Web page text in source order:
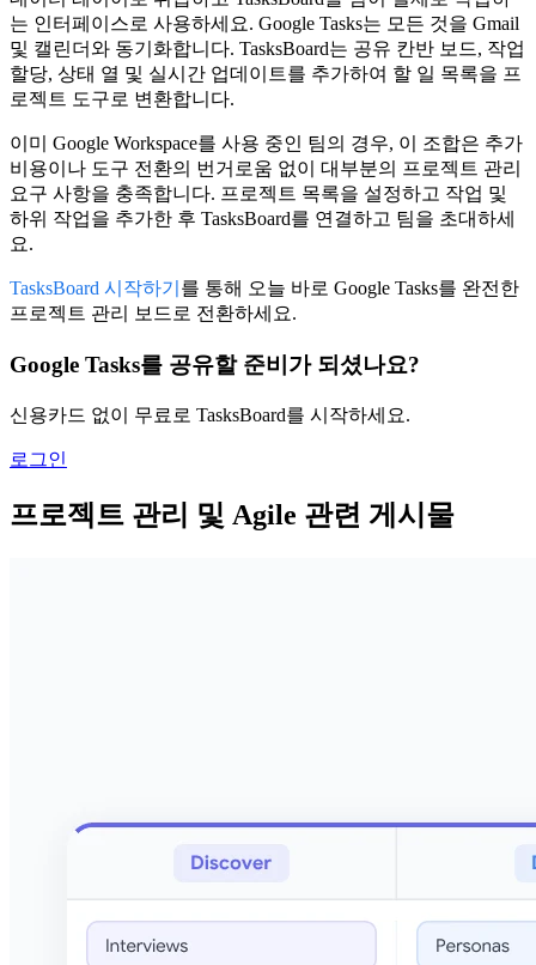
는 인터페이스로 사용하세요. Google Tasks는 모든 것을 Gmail
및 캘린더와 동기화합니다. TasksBoard는 공유 칸반 보드, 작업
할당, 상태 열 및 실시간 업데이트를 추가하여 할 일 목록을 프
로젝트 도구로 변환합니다.
이미 Google Workspace를 사용 중인 팀의 경우, 이 조합은 추가
비용이나 도구 전환의 번거로움 없이 대부분의 프로젝트 관리
요구 사항을 충족합니다. 프로젝트 목록을 설정하고 작업 및
하위 작업을 추가한 후 TasksBoard를 연결하고 팀을 초대하세
요.
TasksBoard 시작하기 를 통해 오늘 바로 Google Tasks를 완전한
프로젝트 관리 보드로 전환하세요.
Google Tasks를 공유할 준비가 되셨나요?
신용카드 없이 무료로 TasksBoard를 시작하세요.
로그인
프로젝트 관리 및 Agile 관련 게시물